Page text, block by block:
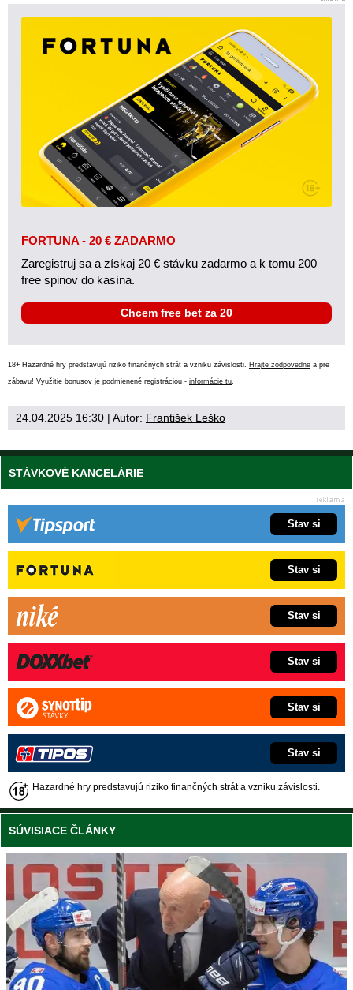
FORTUNA - 20 € ZADARMO
Zaregistruj sa a získaj 20 € stávku zadarmo a k tomu 200
free spinov do kasína.
Chcem free bet za 20
18+ Hazardné hry predstavujú riziko finančných strát a vzniku závislosti. Hrajte zodpovedne a pre
zábavu! Využitie bonusov je podmienené registráciou - informácie tu.
24.04.2025 16:30 | Autor: František Leško
STÁVKOVÉ KANCELÁRIE
Stav si
Stav si
Stav si
Stav si
Stav si
Stav si
Hazardné hry predstavujú riziko finančných strát a vzniku závislosti.
SÚVISIACE ČLÁNKY